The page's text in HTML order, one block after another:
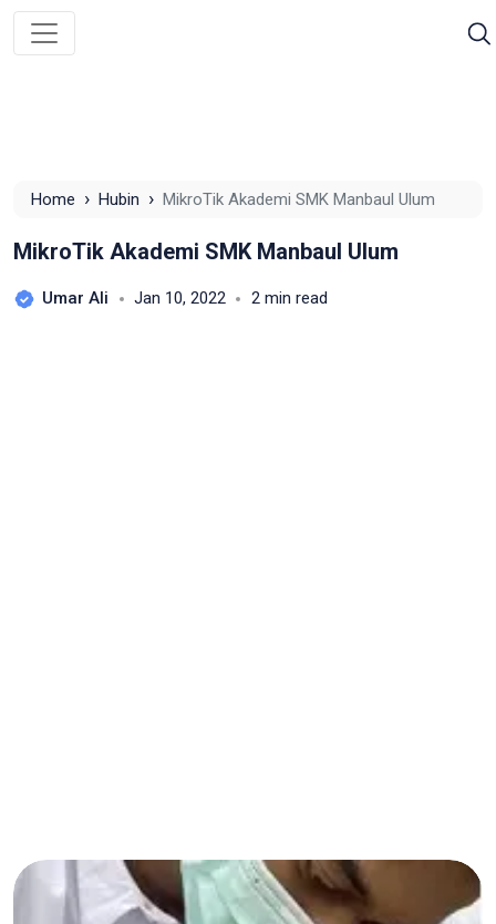
Home › Hubin › MikroTik Akademi SMK Manbaul Ulum
MikroTik Akademi SMK Manbaul Ulum
Umar Ali Jan 10, 2022 2 min read